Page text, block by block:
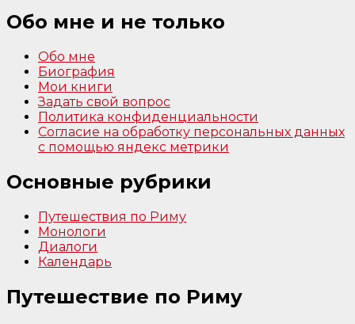
Обо мне и не только
Обо мне
Биография
Мои книги
Задать свой вопрос
Политика конфиденциальности
Согласие на обработку персональных данных
с помощью яндекс метрики
Основные рубрики
Путешествия по Риму
Монологи
Диалоги
Календарь
Путешествие по Риму